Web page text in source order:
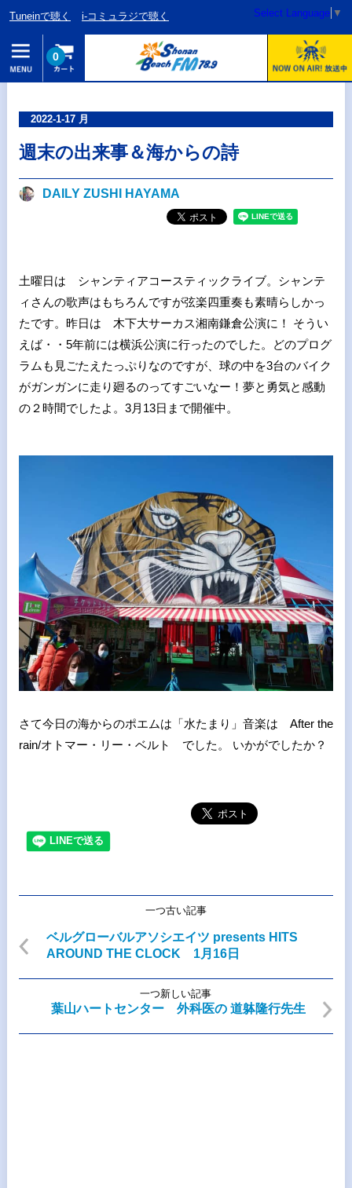
Tuneinで聴く i-コミュラジで聴く Select Language ▼
0
2022-1-17 月
週末の出来事＆海からの詩
DAILY ZUSHI HAYAMA
土曜日は シャンティアコースティックライブ。シャンテ
ィさんの歌声はもちろんですが弦楽四重奏も素晴らしかっ
たです。昨日は 木下大サーカス湘南鎌倉公演に！ そうい
えば・・5年前には横浜公演に行ったのでした。どのプログ
ラムも見ごたえたっぷりなのですが、球の中を3台のバイク
がガンガンに走り廻るのってすごいなー！夢と勇気と感動
の２時間でしたよ。3月13日まで開催中。
さて今日の海からのポエムは「水たまり」音楽は After the
rain/オトマー・リー・ベルト でした。 いかがでしたか？
一つ古い記事
ベルグローバルアソシエイツ presents HITS
AROUND THE CLOCK 1月16日
一つ新しい記事
葉山ハートセンター 外科医の 道躰隆行先生